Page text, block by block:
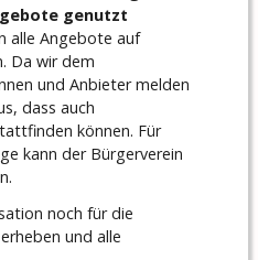
genutzt
alle Angebote auf
Da wir dem
und Anbieter melden
dass auch
können. Für
kann der Bürgerverein
noch für die
und alle